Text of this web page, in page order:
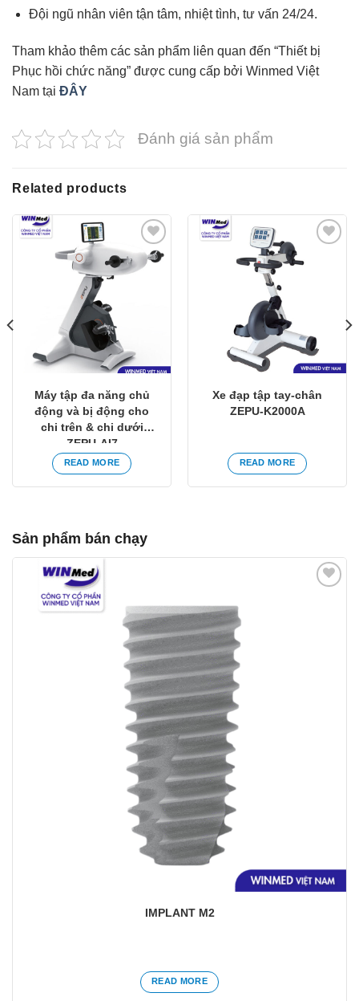
Đội ngũ nhân viên tận tâm, nhiệt tình, tư vấn 24/24.
Tham khảo thêm các sản phẩm liên quan đến “Thiết bị
Phục hồi chức năng” được cung cấp bởi Winmed Việt
Nam tại ĐÂY
Đánh giá sản phẩm
Related products
Máy tập đa năng chủ
động và bị động cho
chi trên & chi dưới
ZEPU-AI7
READ MORE
Xe đạp tập tay-chân
ZEPU-K2000A
READ MORE
Sản phẩm bán chạy
IMPLANT M2
READ MORE